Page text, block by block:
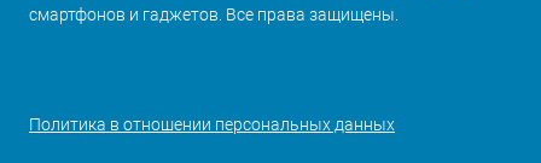
смартфонов и гаджетов. Все права защищены.
Политика в отношении персональных данных